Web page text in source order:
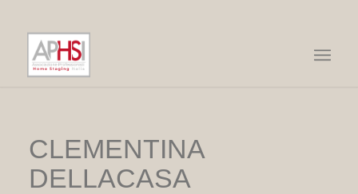
CLEMENTINA
DELLACASA